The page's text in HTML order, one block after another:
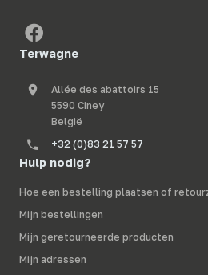
Terwagne
Allée des abattoirs 15
5590 Ciney
België
+32 (0)83 21 57 57
Hulp nodig?
Hoe een bestelling plaatsen of
Mijn bestellingen
Mijn geretourneerde producten
Mijn adressen